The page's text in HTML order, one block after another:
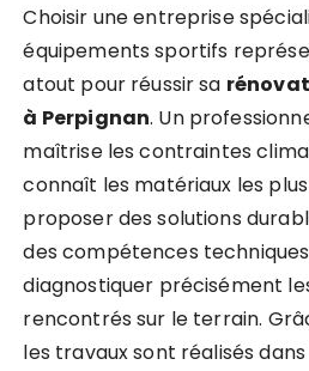
Choisir une entreprise
équipements sportifs
atout pour réussir sa
à Perpignan. Un
maîtrise les contraintes
connaît les matériaux les
proposer des solutions
des compétences
diagnostiquer précisément
rencontrés sur le terrain.
les travaux sont réalisés